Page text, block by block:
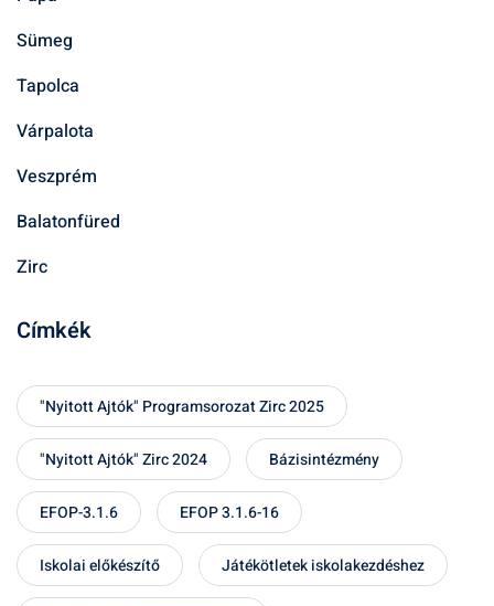
Sümeg
Tapolca
Várpalota
Veszprém
Balatonfüred
Zirc
Címkék
"Nyitott Ajtók" Programsorozat Zirc 2025
"Nyitott Ajtók" Zirc 2024 Bázisintézmény
EFOP-3.1.6 EFOP 3.1.6-16
Iskolai előkészítő Játékötletek iskolakezdéshez